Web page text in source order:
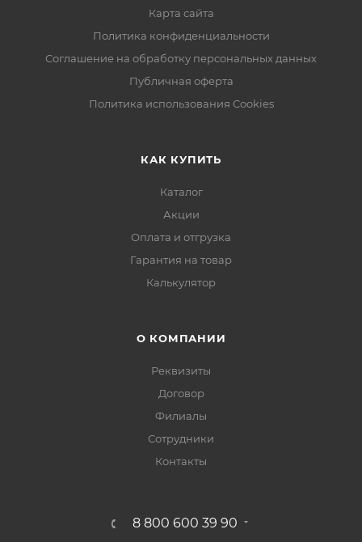
Карта сайта
Политика конфиденциальности
Соглашение на обработку персональных данных
Публичная оферта
Политика использования Cookies
КАК КУПИТЬ
Каталог
Акции
Оплата и отгрузка
Гарантия на товар
Калькулятор
О КОМПАНИИ
Реквизиты
Договор
Филиалы
Сотрудники
Контакты
8 800 600 39 90